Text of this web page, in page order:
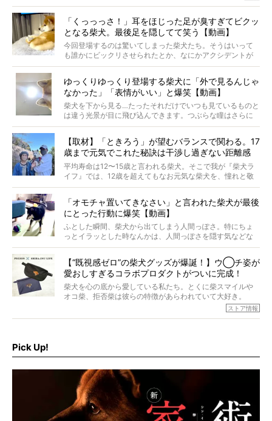
がるのでしょうか。
最近版画製作を始めた、お笑いコンビ「ニューヨーク」の
屋敷裕政さんに、拒否柴を掘っていただきました！ イン
タビューと合わせてご覧ください。
「くっっっさ！」耳をほじった足が臭すぎてビクッ
となる柴犬。最後足を隠してて笑う【動画】
今回登場するのは驚いてしまった柴犬たち。そうはいって
も誰かにビックリさせられたとか、なにかアクシデントが
起きたとか、そういうことが原因ではありません。全ての
ゆっくりゆっくり登場する柴犬に「外で見るんじゃ
なかった」「表情がいい」と爆笑【動画】
柴犬を下から見る…たったそれだけでいつも見ているものと
は違う光景が目に飛び込んできます。つぶらな瞳はさらに
つぶらに見え、モフモフのお顔はさらにモフモフに見えま
【取材】「ときろう」が望むバランスで関わる。17
歳まで元気でこれた秘訣は干渉し過ぎない距離感
#38ときろう
平均寿命は12〜15歳と言われる柴犬。そこで我が『柴犬ラ
イフ』では、12歳を超えてもなお元気な柴犬を、憧れと敬
意を込めて“レジェンド柴”と呼んでいます。 この特集で
ォーカスし、その元気の秘訣や、老犬と暮らすうえで大切
だと思うことを、オーナーさんに語っていただきます。今
回登場してくれたのは、17歳のときろうくん。小さい頃か
ら食が細かったため、何でも食べさせてきたということで
「オモチャ置いてきなさい」と言われた柴犬が最後
にとった行動に爆笑【動画】
ふとした瞬間、柴犬から出てしまう人間っぽさ。特にちょ
っとイラッとした時なんかは、人間っぽさを隠す気などな
いように見えます。もしかして本当の本当は、中身は人間
【“既視感ゼロ”の柴犬グッズが爆誕！】ウ◯チ姿が
愛おしすぎるコラボプロダクトがついに完成！
柴犬を心の底から愛している私たち。とくに柴スマイルや
オコ柴、拒否柴は彼らの特徴があらわれていて大好き。
でもちょっと待て…もうひとつ、忘れてはならない愛おしい
ストア情報
Pick Up!